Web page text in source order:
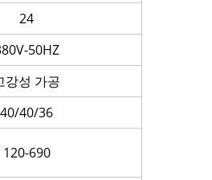
24
50HZ
강성 가공
40/40/36
120-690